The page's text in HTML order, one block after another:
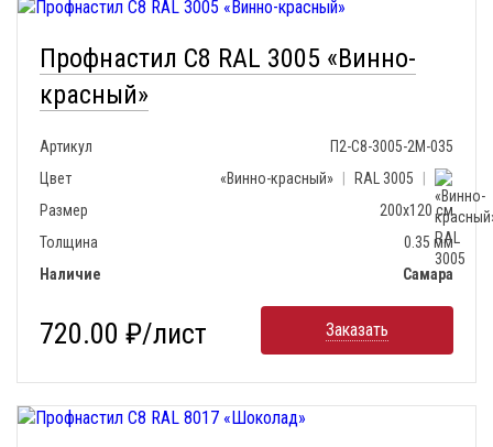
Профнастил С8 RAL 3005 «Винно-
красный»
Артикул
П2-С8-3005-2М-035
Цвет
«Винно-красный» RAL 3005
Размер
200х120 см
Толщина
0.35 мм
Наличие
Самара
720.00 ₽/лист Заказать